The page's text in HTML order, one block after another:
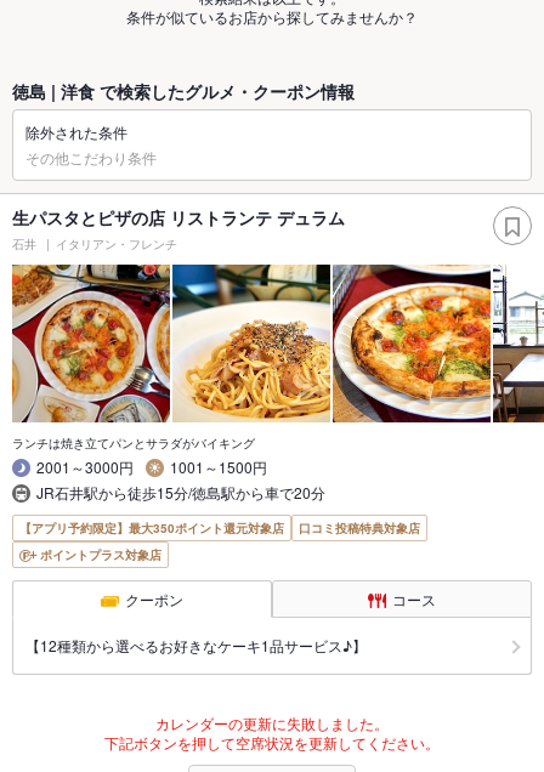
条件が似ているお店から探してみませんか？
徳島 | 洋食 で検索したグルメ・クーポン情報
除外された条件
その他こだわり条件
生パスタとピザの店 リストランテ デュラム
石井 イタリアン・フレンチ
ランチは焼き立てパンとサラダがバイキング
2001～3000円
1001～1500円
JR石井駅から徒歩15分/徳島駅から車で20分
【アプリ予約限定】最大350ポイント還元対象店
口コミ投稿特典対象店
ポイントプラス対象店
クーポン コース
【12種類から選べるお好きなケーキ1品サービス♪】
カレンダーの更新に失敗しました。
下記ボタンを押して空席状況を更新してください。